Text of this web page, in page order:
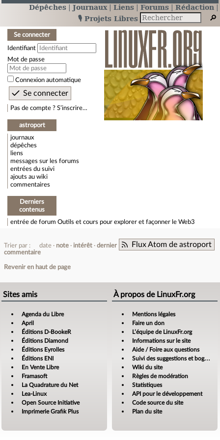
Dépêches Journaux Liens Forums
Rédaction
🎙️ Projets Libres
Se connecter
Identifiant
Mot de passe
Connexion automatique
Pas de compte ? S’inscrire…
astroport
journaux
dépêches
liens
messages sur les forums
entrées du suivi
ajouts au wiki
commentaires
Derniers
contenus
entrée de forum Outils et cours pour explorer et façonner le Web3
Flux Atom de astroport
Trier par : date note intérêt
dernier
commentaire
Revenir en haut de page
Sites amis
Agenda du Libre
April
Éditions D-BookeR
Éditions Diamond
Éditions Eyrolles
Éditions ENI
En Vente Libre
Framasoft
La Quadrature du Net
Lea-Linux
Open Source Initiative
Imprimerie Grafik Plus
À propos de LinuxFr.org
Mentions légales
Faire un don
L’équipe de LinuxFr.org
Informations sur le site
Aide / Foire aux questions
Suivi des suggestions et bogues
Wiki du site
Règles de modération
Statistiques
API pour le développement
Code source du site
Plan du site